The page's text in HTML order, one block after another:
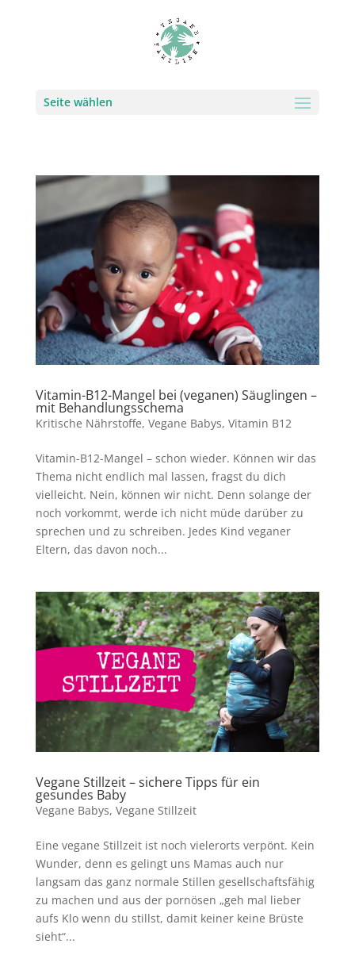
Seite wählen
Vitamin-B12-Mangel bei (veganen) Säuglingen –
mit Behandlungsschema
Kritische Nährstoffe, Vegane Babys, Vitamin B12
Vitamin-B12-Mangel – schon wieder. Können wir das
Thema nicht endlich mal lassen, fragst du dich
vielleicht. Nein, können wir nicht. Denn solange der
noch vorkommt, werde ich nicht müde darüber zu
sprechen und zu schreiben. Jedes Kind veganer
Eltern, das davon noch...
Vegane Stillzeit – sichere Tipps für ein
gesundes Baby
Vegane Babys, Vegane Stillzeit
Eine vegane Stillzeit ist noch vielerorts verpönt. Kein
Wunder, denn es gelingt uns Mamas auch nur
langsam das ganz normale Stillen gesellschaftsfähig
zu machen und aus der pornösen „geh mal lieber
aufs Klo wenn du stillst, damit keiner keine Brüste
sieht“...